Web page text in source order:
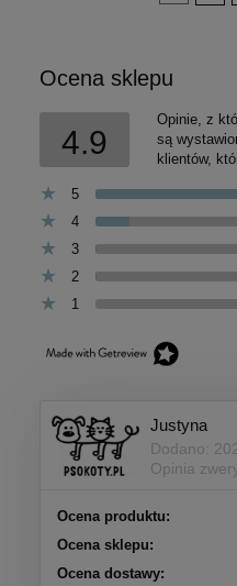
Ocena sklepu
4.9
Opinie, z
są
klientów,
5
4
3
2
1
Justyna
Dodano:
Opinia
Ocena produktu:
Ocena sklepu:
Ocena dostawy: